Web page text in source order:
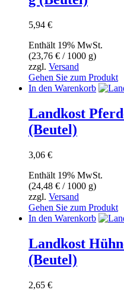
5,94 €
Enthält 19% MwSt.
(23,76 € / 1000 g)
zzgl. Versand
Gehen Sie zum Produkt
In den Warenkorb
Landkost
(Beutel)
3,06 €
Enthält 19% MwSt.
(24,48 € / 1000 g)
zzgl. Versand
Gehen Sie zum Produkt
In den Warenkorb
Landkost
(Beutel)
2,65 €